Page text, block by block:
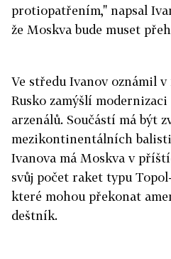
protiopatřením," napsal
že Moskva bude muset
Ve středu Ivanov oznámil
Rusko zamýšlí
arzenálů. Součástí má být
mezikontinentálních
Ivanova má Moskva v
svůj počet raket typu
které mohou překonat
deštník.